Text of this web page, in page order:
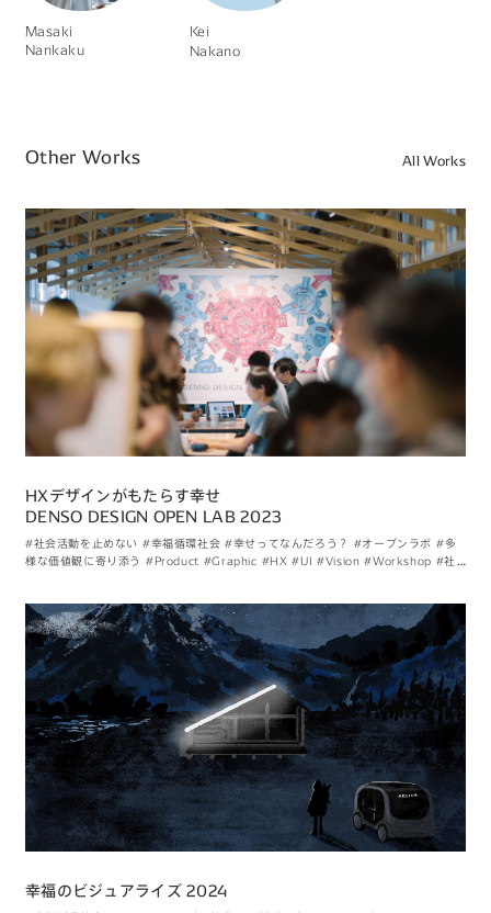
Masaki
Nankaku
Kei
Nakano
Other Works All Works
HXデザインがもたらす幸せ
DENSO DESIGN OPEN LAB 2023
#社会活動を止めない #幸福循環社会 #幸せってなんだろう？ #オープンラボ #多
様な価値観に寄り添う #Product #Graphic #HX #UI #Vision #Workshop #社
幸福のビジュアライズ 2024